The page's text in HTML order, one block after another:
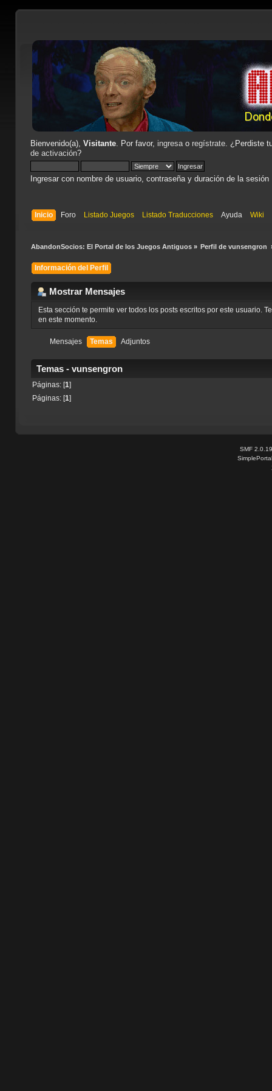
Bienvenido(a), Visitante. Por favor, ingresao regístrate. ¿Perdiste
de activación?
Ingresar con nombre de usuario, contraseña y duración de la sesión
Inicio Foro Listado Juegos Listado Traducciones Ayuda Wiki
AbandonSocios: El Portal de los Juegos Antiguos» Perfil de vunsengron
Información del Perfil
Mostrar Mensajes
Esta sección te permite ver todos los posts escritos por este usuario.
en este momento.
Mensajes Temas Adjuntos
Temas - vunsengron
Páginas: [1]
Páginas: [1]
SMF 2.0.19